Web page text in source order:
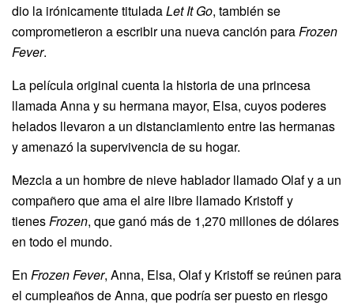
dio la irónicamente tituladaLet It Go, también se
comprometieron a escribir una nueva canción paraFrozen
Fever.
La película original cuenta la historia de una princesa
llamada Anna y su hermana mayor, Elsa, cuyos poderes
helados llevaron a un distanciamiento entre las hermanas
y amenazó la supervivencia de su hogar.
Mezcla a un hombre de nieve hablador llamado Olaf y a un
compañero que ama el aire libre llamado Kristoff y
tienesFrozen, que ganó más de 1,270 millones de dólares
en todo el mundo.
En Frozen Fever, Anna, Elsa, Olaf y Kristoff se reúnen para
el cumpleaños de Anna, que podría ser puesto en riesgo